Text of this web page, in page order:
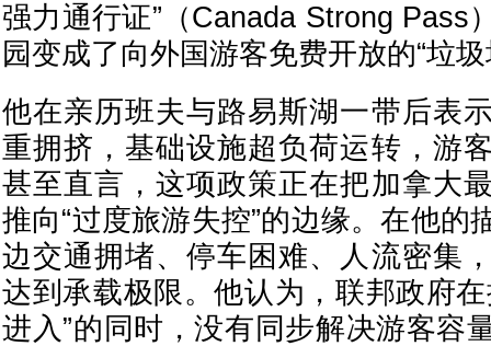
强力通行证”（Canada Strong Pass
园变成了向外国游客免费开放的“垃圾
他在亲历班夫与路易斯湖一带后表
重拥挤，基础设施超负荷运转，游
甚至直言，这项政策正在把加拿大
推向“过度旅游失控”的边缘。在他的
边交通拥堵、停车困难、人流密集
达到承载极限。他认为，联邦政府
进入”的同时，没有同步解决游客容